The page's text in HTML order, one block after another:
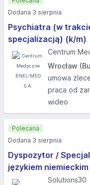
Psychiatra (w
specjalizacją) (k/m)
Centrum
Wrocław
umowa
praca od
wideo
Dodana 3 sierpnia
Dyspozytor /
językiem niemieckim
Solutions30
Polecana
Dodana 3 sierpnia